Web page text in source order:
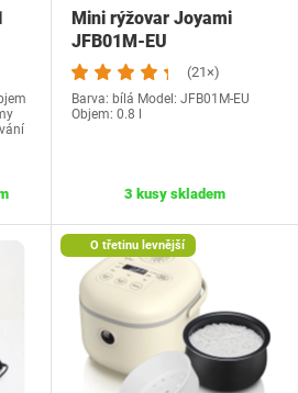
Mini rýžovar Joyami
JFB01M-EU
(21×)
Barva: bílá Model: ‎JFB01M-EU
Objem: 0.8 l
3 kusy skladem
O třetinu levnější